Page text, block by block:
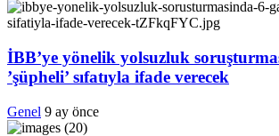
İBB’ye yönelik yolsuzluk
’şüpheli’ sıfatıyla ifade verecek
Genel 9 ay önce